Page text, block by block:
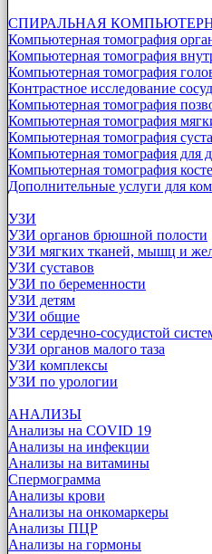
СПИРАЛЬНАЯ
Компьютерная томография
Компьютерная томография
Компьютерная томография
Контрастное исследование
Компьютерная томография
Компьютерная томография
Компьютерная томография
Компьютерная томография для
Компьютерная томография
Дополнительные услуги для
УЗИ
УЗИ органов брюшной полости
УЗИ мягких тканей, мышц и
УЗИ суставов
УЗИ по беременности
УЗИ детям
УЗИ общие
УЗИ сердечно-сосудистой
УЗИ органов малого таза
УЗИ комплексы
УЗИ по урологии
АНАЛИЗЫ
Анализы на COVID 19
Анализы на инфекции
Анализы на витамины
Спермограмма
Анализы крови
Анализы на онкомаркеры
Анализы ПЦР
Анализы на гормоны